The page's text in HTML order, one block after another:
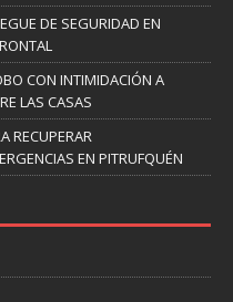
DE SEGURIDAD EN
CON INTIMIDACIÓN A
LAS CASAS
RECUPERAR
EN PITRUFQUÉN